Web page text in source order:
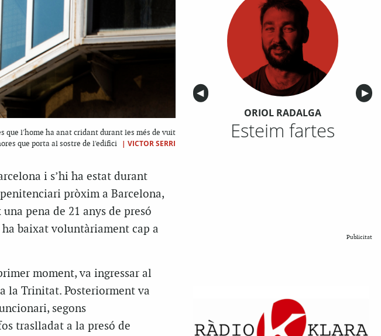
que l'home ha anat cridant durant les més de vuit
que porta al sostre de l'edifici
| VICTOR SERRI
i s’hi ha estat durant
pròxim a Barcelona,
pena de 21 anys de presó
baixat voluntàriament cap a
moment, va ingressar al
la Trinitat. Posteriorment va
segons
traslladat a la presó de
Anterior
◀︎ ▶︎
ORIOL RADALGA
Esteim fartes
Publicitat